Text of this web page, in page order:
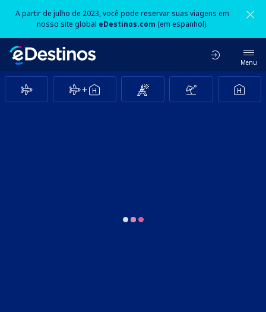
A partir de julho de 2023, você pode reservar suas viagens em
nosso site global eDestinos.com (em espanhol).
Menu